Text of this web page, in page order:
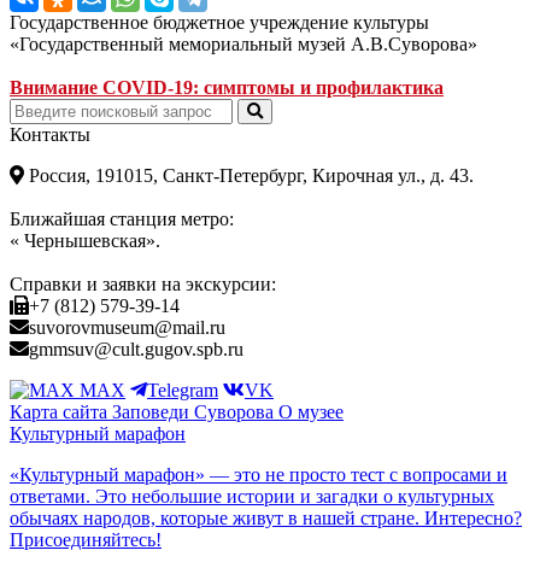
Государственное бюджетное учреждение культуры
«Государственный мемориальный музей А.В.Суворова»
Внимание COVID-19: симптомы и профилактика
Контакты
Россия, 191015, Санкт-Петербург, Кирочная ул., д. 43.
Ближайшая станция метро:
« Чернышевская».
Справки и заявки на экскурсии:
+7 (812) 579-39-14
suvorovmuseum@mail.ru
gmmsuv@cult.gugov.spb.ru
MAX
Telegram
VK
Карта сайта Заповеди Cуворова О музее
Культурный марафон
«Культурный марафон» — это не просто тест с вопросами и
ответами. Это небольшие истории и загадки о культурных
обычаях народов, которые живут в нашей стране. Интересно?
Присоединяйтесь!